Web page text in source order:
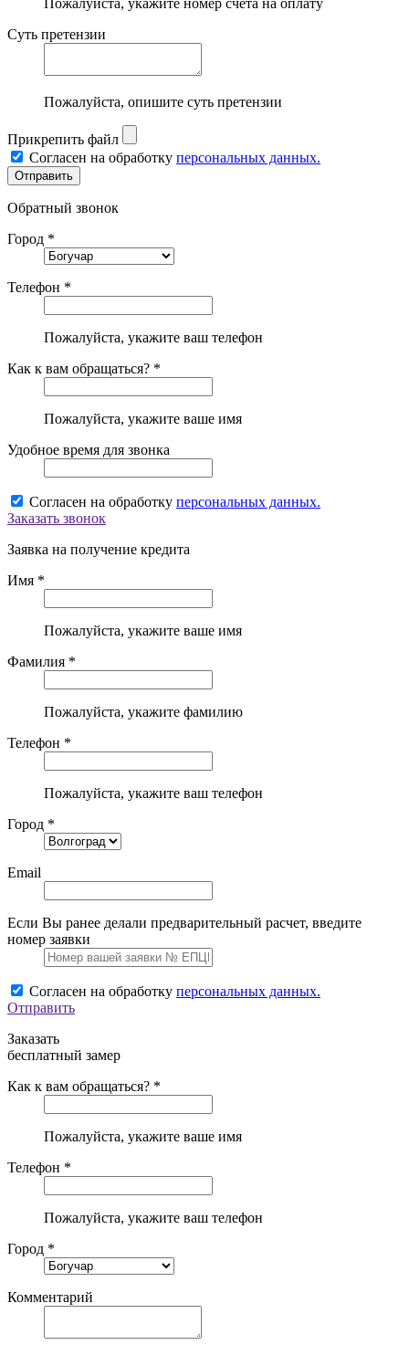
Суть претензии
Пожалуйста, опишите суть претензии
Прикрепить файл
Согласен на обработку персональных данных.
Обратный звонок
Город *
Телефон *
Пожалуйста, укажите ваш телефон
Как к вам обращаться? *
Пожалуйста, укажите ваше имя
Удобное время для звонка
Согласен на обработку персональных данных.
Заказать звонок
Заявка на получение кредита
Имя *
Пожалуйста, укажите ваше имя
Фамилия *
Пожалуйста, укажите фамилию
Телефон *
Пожалуйста, укажите ваш телефон
Город *
Email
Если Вы ранее делали предварительный расчет, введите
номер заявки
Согласен на обработку персональных данных.
Отправить
Заказать
бесплатный замер
Как к вам обращаться? *
Пожалуйста, укажите ваше имя
Телефон *
Пожалуйста, укажите ваш телефон
Город *
Комментарий